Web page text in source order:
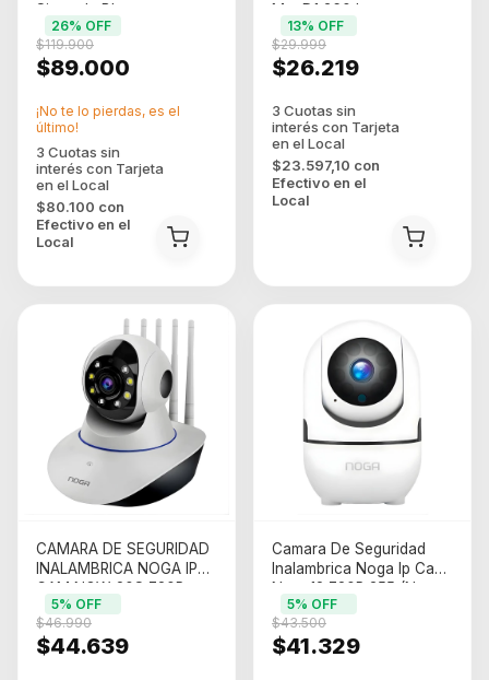
Sirena Ia Blanco
$89.000
$119.900
26% OFF
$80.100 con
Efectivo en el
Local
¡No te lo pierdas, es el
último!
Mut D1 360 Icsee
$26.219
$29.999
13% OFF
$23.597,10 con
Efectivo en el
Local
CAMARA DE SEGURIDAD
INALAMBRICA NOGA IP
CAM NGW-20S 720P
355? HD 2.4G (NGW-20S)
$44.639
$46.990
5% OFF
Camara De Seguridad
Inalambrica Noga Ip Cam
Ngw-12 720P 355 (Ngw-
12)
$41.329
$43.500
5% OFF